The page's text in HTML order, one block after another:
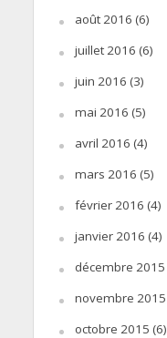
août 2016 (6)
juillet 2016 (6)
juin 2016 (3)
mai 2016 (5)
avril 2016 (4)
mars 2016 (5)
février 2016 (4)
janvier 2016 (4)
décembre 2015
novembre 2015
octobre 2015 (6)